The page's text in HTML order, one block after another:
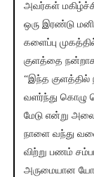
அவர்கள்
ஒரு இரண்டு
களைப்பு
குளத்தை
“இந்த குளத்தில்
வளர்ந்து கொழு
மேடு என்று
நாளை வந்து
விற்று பணம்
அருமையான